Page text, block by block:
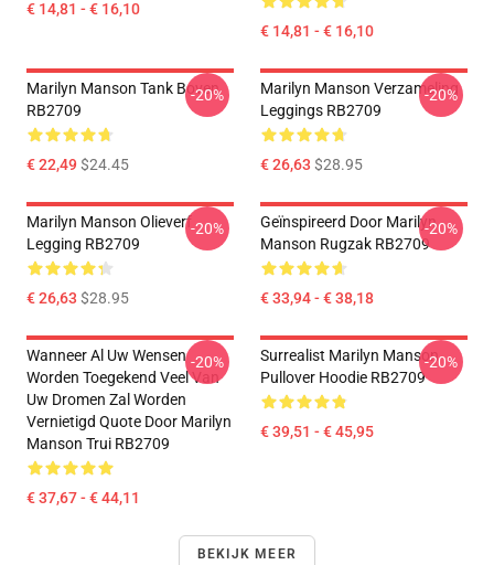
€ 14,81 - € 16,10
€ 14,81 - € 16,10
Marilyn Manson Tank Boven
RB2709
€ 22,49$24.45
-20%
Marilyn Manson Verzameling
Leggings RB2709
€ 26,63 $28.95
-20%
Marilyn Manson Olieverf
Legging RB2709
€ 26,63 $28.95
-20%
Geïnspireerd Door Marilyn
Manson Rugzak RB2709
€ 33,94 - € 38,18
-20%
Wanneer Al Uw Wensen
Worden Toegekend Veel Van
Uw Dromen Zal Worden
Vernietigd Quote Door Marilyn
Manson Trui RB2709
€ 37,67 - € 44,11
-20%
Surrealist Marilyn Manson
Pullover Hoodie RB2709
€ 39,51 - € 45,95
-20%
BEKIJK MEER